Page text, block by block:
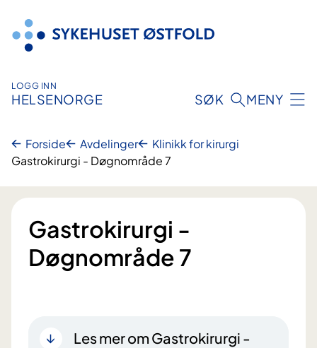
innhold
LOGG INN
HELSENORGE SØK MENY
Forside Avdelinger
Klinikk for kirurgi
Gastrokirurgi - Døgnområde 7
Gastrokirurgi -
Døgnområde 7
Les mer om Gastrokirurgi -